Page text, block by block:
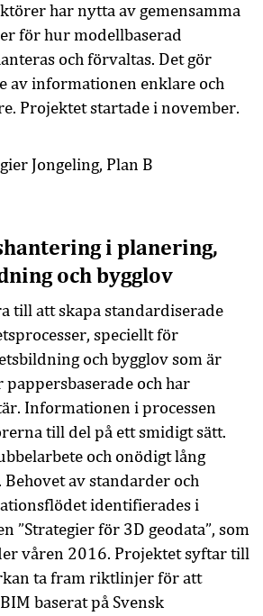
har nytta av gemensamma
för hur modellbaserad
och förvaltas. Det gör
av informationen enklare och
Projektet startade i november.
Jongeling, Plan B
i planering,
och bygglov
till att skapa standardiserade
speciellt för
och bygglov som är
och har
Informationen i processen
till del på ett smidigt sätt.
och onödigt lång
av standarder och
identifierades i
”Strategier för 3D geodata”, som
våren 2016. Projektet syftar till
ta fram riktlinjer för att
baserat på Svensk